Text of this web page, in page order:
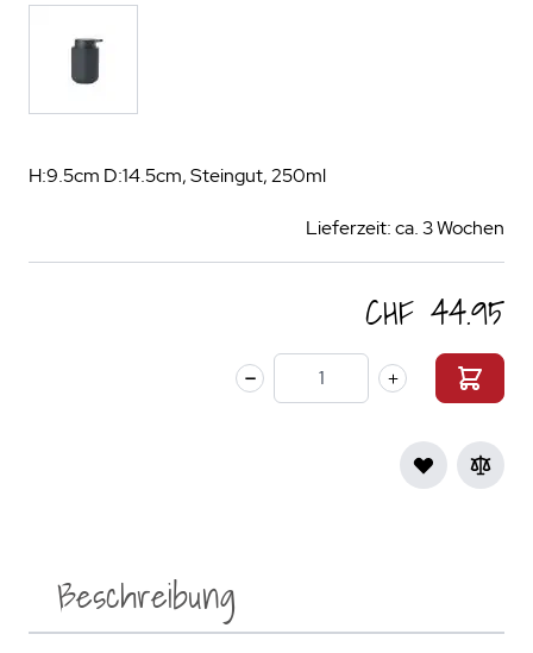
H:9.5cm D:14.5cm, Steingut, 250ml
Lieferzeit: ca. 3 Wochen
CHF 44.95
Menge
Beschreibung